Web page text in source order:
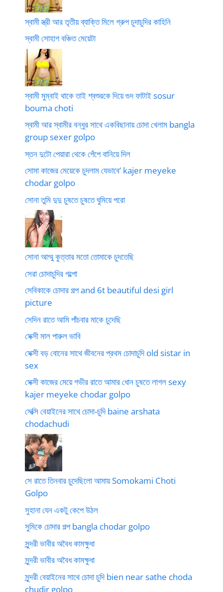
স্বামী স্ত্রী আর তৃতীয় ব্যাক্তি মিলে গ্রুপ চুদাচুদির কাহিনি
স্বামী সোহাগ বঞ্চিত মেয়েটা
স্বামী মুম্বাই থাকে তাই শ্বশুরকে দিয়ে গুদ ফাটাই sosur
bouma choti
স্বামী আর স্বামীর বন্ধুর সাথে একবিছানায় চোদা খেলাম bangla
group sexer golpo
স্তন দুটো পেয়ারা থেকে পেঁপে বানিয়ে দিল
সোমা কাজের মেয়েকে চুদলাম যেভাবে’ kajer meyeke
chodar golpo
সোনা তুমি দুদু চুষতে চুষতে ঘুমিয়ে পরো
সোনা আম্মু কুত্তার মতো তোমাকে চুদতেছি
সেরা চোদাচুদির গল্পো
সেবিকাকে চোদার গল্প and 6t beautiful desi girl
picture
সেদিন রাতে আমি পাঁচবার মাকে চুদেছি
সেক্সী মাল পারুল ভাবি
সেক্সী বড় বোনের সাথে জীবনের প্রথম চোদাচুদি old sistar in
sex
সেক্সী কাজের মেয়ে গভীর রাতে আমার ধোন চুষতে লাগল sexy
kajer meyeke chodar golpo
সেক্সি বেয়াইনের সাথে চোদা-চুদি baine arshata
chodachudi
সে রাতে তিনবার চুদেছিলো আমায় Somokami Choti
Golpo
সুহানা যেন একটু কেপে উঠল
সুমিকে চোদার গল্প bangla chodar golpo
সুন্দরী ভাবীর অবৈধ কামক্ষুধা
সুন্দরী ভাবীর অবৈধ কামক্ষুধা
সুন্দরী বেয়াইনের সাথে চোদা চুদি bien near sathe choda
chudir golpo